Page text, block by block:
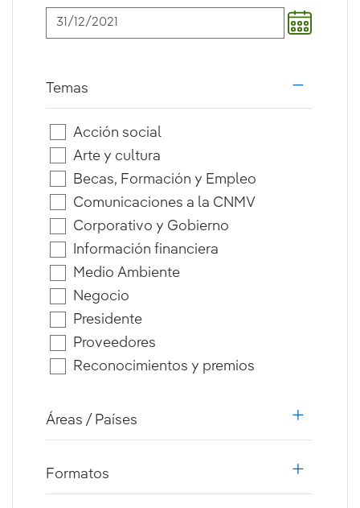
Temas
Acción social
Arte y cultura
Becas, Formación y Empleo
Comunicaciones a la CNMV
Corporativo y Gobierno
Información financiera
Medio Ambiente
Negocio
Presidente
Proveedores
Reconocimientos y premios
Áreas / Países
Formatos